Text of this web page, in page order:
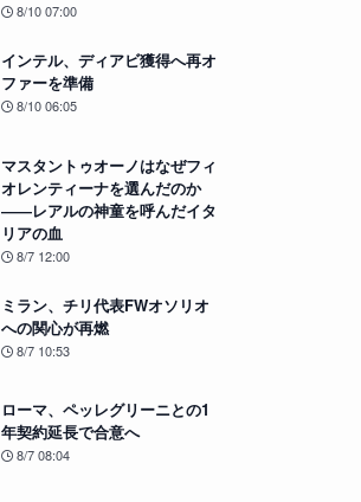
8/10 07:00
インテル、ディアビ獲得へ再オ
ファーを準備
8/10 06:05
マスタントゥオーノはなぜフィ
オレンティーナを選んだのか
――レアルの神童を呼んだイタ
リアの血
8/7 12:00
ミラン、チリ代表FWオソリオ
への関心が再燃
8/7 10:53
ローマ、ペッレグリーニとの1
年契約延長で合意へ
8/7 08:04